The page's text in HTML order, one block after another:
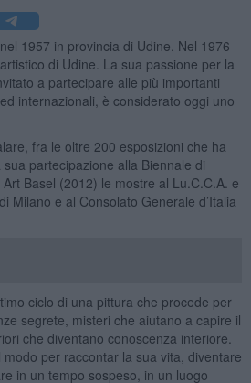
1957 in provincia di Udine. Nel 1976
di Udine. La sua passione per la
a partecipare alle più importanti
internazionali, è considerato oggi uno
fra le oltre 200 esposizioni che ha
partecipazione alla Biennale di
Art Basel (2012) le mostre al Lu.C.C.A. e
Milano e al Consolato Generale d’Italia
ciclo di una pittura che procede per
segrete, misteri che aiutano a capire il
che diventano conoscenza interiore.
per raccontar la sua vita, diventare
in un tempo sospeso, in un luogo